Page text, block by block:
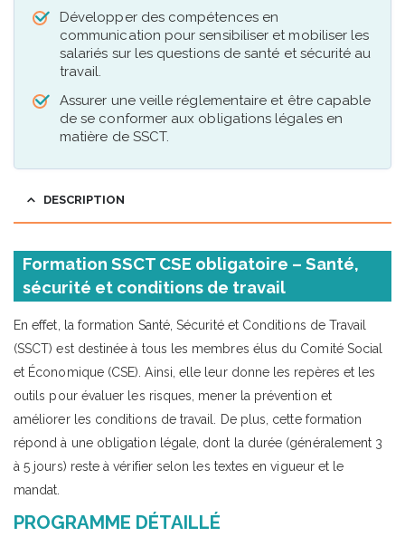
Développer des compétences en
communication pour sensibiliser et mobiliser les
salariés sur les questions de santé et sécurité au
travail.
Assurer une veille réglementaire et être capable
de se conformer aux obligations légales en
matière de SSCT.
DESCRIPTION
Formation SSCT CSE obligatoire – Santé,
sécurité et conditions de travail
En effet, la formation Santé, Sécurité et Conditions de Travail
(SSCT) est destinée à tous les membres élus du Comité Social
et Économique (CSE). Ainsi, elle leur donne les repères et les
outils pour évaluer les risques, mener la prévention et
améliorer les conditions de travail. De plus, cette formation
répond à une obligation légale, dont la durée (généralement 3
à 5 jours) reste à vérifier selon les textes en vigueur et le
mandat.
PROGRAMME DÉTAILLÉ